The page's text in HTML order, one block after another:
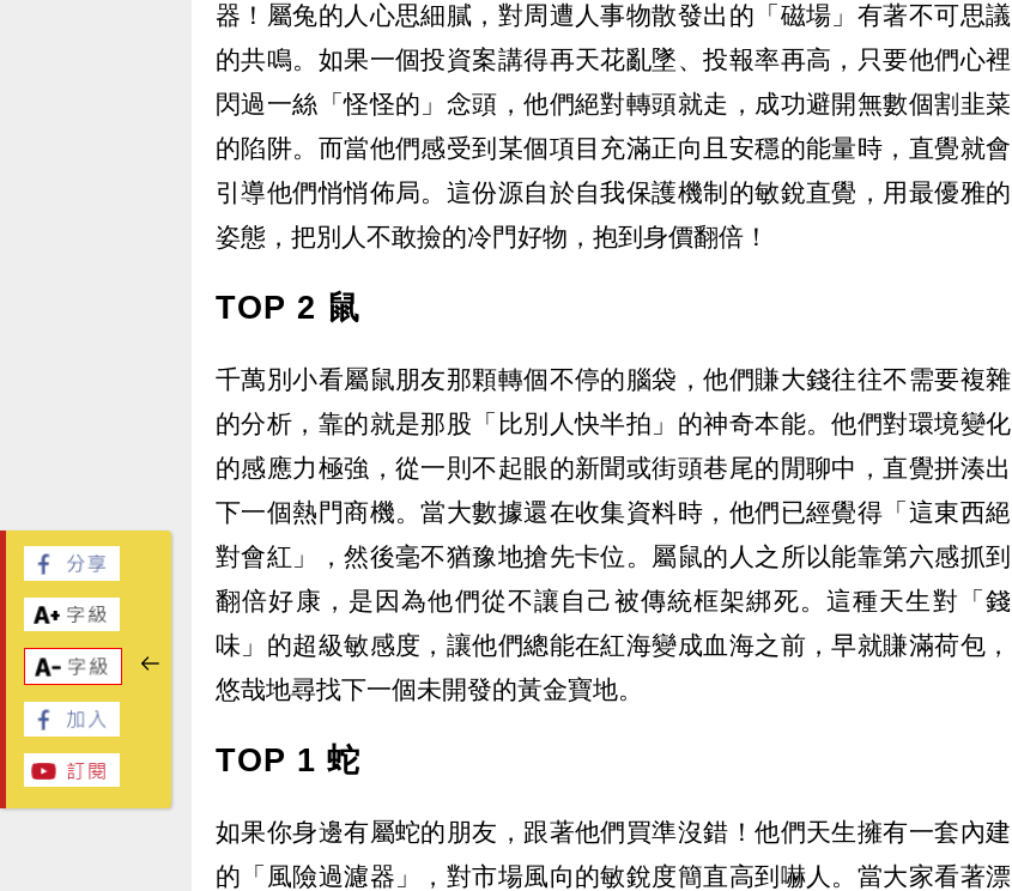
器！屬兔的人心思細膩，對周遭人事物散發出的「磁場」有著不可思議
的共鳴。如果一個投資案講得再天花亂墜、投報率再高，只要他們心裡
閃過一絲「怪怪的」念頭，他們絕對轉頭就走，成功避開無數個割韭菜
的陷阱。而當他們感受到某個項目充滿正向且安穩的能量時，直覺就會
引導他們悄悄佈局。這份源自於自我保護機制的敏銳直覺，用最優雅的
姿態，把別人不敢撿的冷門好物，抱到身價翻倍！
TOP 2 鼠
千萬別小看屬鼠朋友那顆轉個不停的腦袋，他們賺大錢往往不需要複雜
的分析，靠的就是那股「比別人快半拍」的神奇本能。他們對環境變化
的感應力極強，從一則不起眼的新聞或街頭巷尾的閒聊中，直覺拼湊出
下一個熱門商機。當大數據還在收集資料時，他們已經覺得「這東西絕
對會紅」，然後毫不猶豫地搶先卡位。屬鼠的人之所以能靠第六感抓到
翻倍好康，是因為他們從不讓自己被傳統框架綁死。這種天生對「錢
味」的超級敏感度，讓他們總能在紅海變成血海之前，早就賺滿荷包，
悠哉地尋找下一個未開發的黃金寶地。
TOP 1 蛇
如果你身邊有屬蛇的朋友，跟著他們買準沒錯！他們天生擁有一套內建
的「風險過濾器」，對市場風向的敏銳度簡直高到嚇人。當大家看著漂